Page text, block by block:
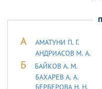
А
АМАТУНИ П. Г.
АНДРИАСОВ М. А.
Б
БАЙКОВ А. М.
БАХАРЕВ А. А.
БЕРБЕРОВА Н. Н.